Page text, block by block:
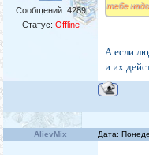
Сообщений: 4289
Статус: Offline
тебе
А если
и их
AlievMix Дата: